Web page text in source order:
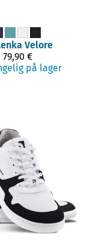
Velore
79,90 €
på lager